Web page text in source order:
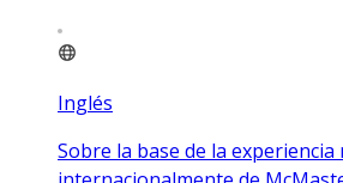
Inglés
Sobre la base de la experiencia